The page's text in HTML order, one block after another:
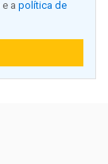
e a política de